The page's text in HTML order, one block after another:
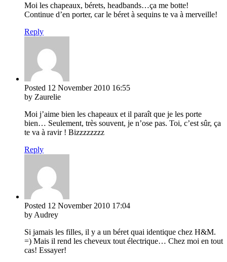
Moi les chapeaux, bérets, headbands…ça me botte!
Continue d’en porter, car le béret à sequins te va à merveille!
Reply
Posted 12 November 2010 16:55
by Zaurelie
Moi j’aime bien les chapeaux et il paraît que je les porte
bien… Seulement, très souvent, je n’ose pas. Toi, c’est sûr, ça
te va à ravir ! Bizzzzzzzz
Reply
Posted 12 November 2010 17:04
by Audrey
Si jamais les filles, il y a un béret quai identique chez H&M.
=) Mais il rend les cheveux tout électrique… Chez moi en tout
cas! Essayer!